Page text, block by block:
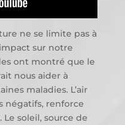
ne se limite pas à
sur notre
ont montré que le
nous aider à
maladies. L’air
négatifs, renforce
soleil, source de